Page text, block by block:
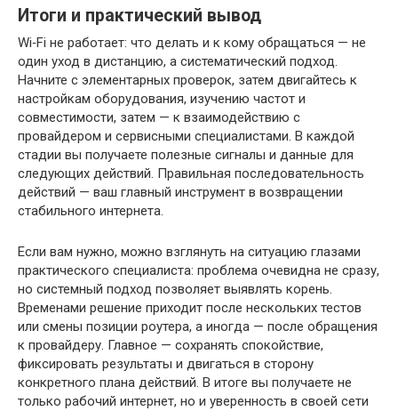
Итоги и практический вывод
Wi‑Fi не работает: что делать и к кому обращаться — не
один уход в дистанцию, а систематический подход.
Начните с элементарных проверок, затем двигайтесь к
настройкам оборудования, изучению частот и
совместимости, затем — к взаимодействию с
провайдером и сервисными специалистами. В каждой
стадии вы получаете полезные сигналы и данные для
следующих действий. Правильная последовательность
действий — ваш главный инструмент в возвращении
стабильного интернета.
Если вам нужно, можно взглянуть на ситуацию глазами
практического специалиста: проблема очевидна не сразу,
но системный подход позволяет выявлять корень.
Временами решение приходит после нескольких тестов
или смены позиции роутера, а иногда — после обращения
к провайдеру. Главное — сохранять спокойствие,
фиксировать результаты и двигаться в сторону
конкретного плана действий. В итоге вы получаете не
только рабочий интернет, но и уверенность в своей сети